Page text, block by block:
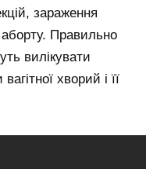
зараження
Правильно
вилікувати
хворий і її